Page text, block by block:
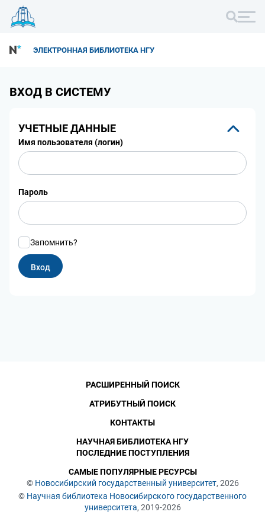
ЭЛЕКТРОННАЯ БИБЛИОТЕКА НГУ
ВХОД В СИСТЕМУ
УЧЕТНЫЕ ДАННЫЕ
Имя пользователя (логин)
Пароль
Запомнить?
© Новосибирский государственный университет, 2026
© Научная библиотека Новосибирского государственного
университета, 2019-2026
РАСШИРЕННЫЙ ПОИСК
АТРИБУТНЫЙ ПОИСК
КОНТАКТЫ
НАУЧНАЯ БИБЛИОТЕКА НГУ
ПОСЛЕДНИЕ ПОСТУПЛЕНИЯ
САМЫЕ ПОПУЛЯРНЫЕ РЕСУРСЫ